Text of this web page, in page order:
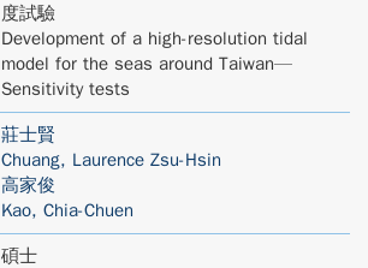
度試驗
Development of a high-resolution tidal
model for the seas around Taiwan—
Sensitivity tests
莊士賢
Chuang, Laurence Zsu-Hsin
高家俊
Kao, Chia-Chuen
碩士